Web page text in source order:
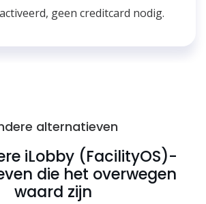
geen creditcard nodig.
alternatieven
iLobby (FacilityOS)-
die het overwegen
waard zijn